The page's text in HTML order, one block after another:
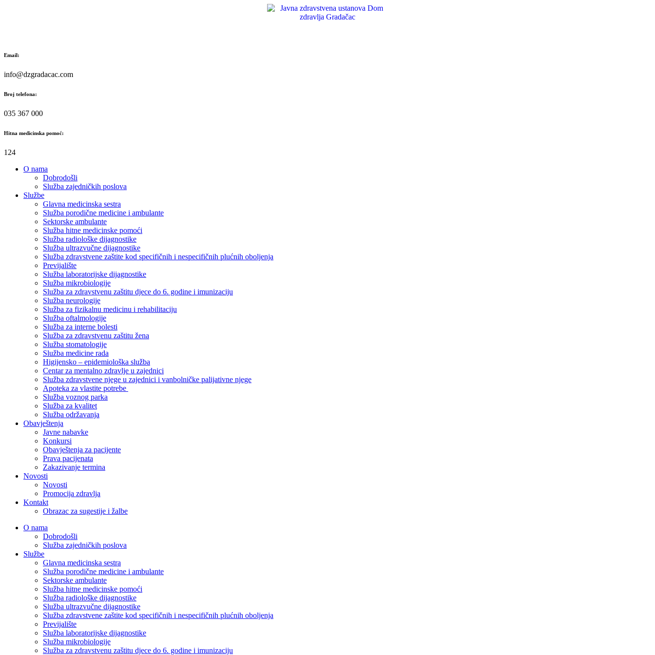
Email:
info@dzgradacac.com
Broj telefona:
035 367 000
Hitna medicinska pomoć:
124
O nama
Dobrodošli
Služba zajedničkih poslova
Službe
Glavna medicinska sestra
Služba porodične medicine i ambulante
Sektorske ambulante
Služba hitne medicinske pomoći
Služba radiološke dijagnostike
Služba ultrazvučne dijagnostike
Služba zdravstvene zaštite kod specifičnih i nespecifičnih plućnih oboljenja
Previjalište
Služba laboratorijske dijagnostike
Služba mikrobiologije
Služba za zdravstvenu zaštitu djece do 6. godine i imunizaciju
Služba neurologije
Služba za fizikalnu medicinu i rehabilitaciju
Služba oftalmologije
Služba za interne bolesti
Služba za zdravstvenu zaštitu žena
Služba stomatologije
Služba medicine rada
Higijensko – epidemiološka služba
Centar za mentalno zdravlje u zajednici
Služba zdravstvene njege u zajednici i vanbolničke palijativne njege
Apoteka za vlastite potrebe
Služba voznog parka
Služba za kvalitet
Služba održavanja
Obavještenja
Javne nabavke
Konkursi
Obavještenja za pacijente
Prava pacijenata
Zakazivanje termina
Novosti
Novosti
Promocija zdravlja
Kontakt
Obrazac za sugestije i žalbe
O nama
Dobrodošli
Služba zajedničkih poslova
Službe
Glavna medicinska sestra
Služba porodične medicine i ambulante
Sektorske ambulante
Služba hitne medicinske pomoći
Služba radiološke dijagnostike
Služba ultrazvučne dijagnostike
Služba zdravstvene zaštite kod specifičnih i nespecifičnih plućnih oboljenja
Previjalište
Služba laboratorijske dijagnostike
Služba mikrobiologije
Služba za zdravstvenu zaštitu djece do 6. godine i imunizaciju